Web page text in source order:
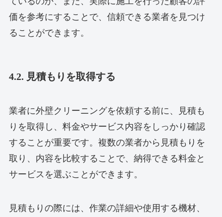
価を参考にすることで、信頼できる業者を見つけ
ることができます。
4.2. 見積もりを取得する
業者に外壁クリーニングを依頼する前に、見積も
りを取得し、料金やサービス内容をしっかり確認
することが重要です。複数の業者から見積もりを
取り、内容を比較することで、納得できる料金と
サービスを選ぶことができます。
見積もりの際には、作業の詳細や使用する機材、